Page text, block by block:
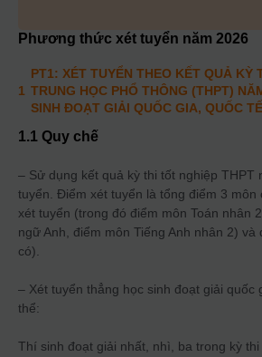
Phương thức xét tuyển năm 2026
1
PT1: XÉT TUYỂN THEO KẾT QUẢ KỲ
TRUNG HỌC PHỔ THÔNG (THPT)
SINH ĐOẠT GIẢI QUỐC GIA, QUỐC TẾ
1.1 Quy chế
– Sử dụng kết quả kỳ thi tốt nghiệp THPT
tuyển. Điểm xét tuyển là tổng điểm 3 môn
xét tuyển (trong đó điểm môn Toán nhân
ngữ Anh, điểm môn Tiếng Anh nhân 2) và
có).
– Xét tuyển thẳng học sinh đoạt giải quốc
thể:
Thí sinh đoạt giải nhất, nhì, ba trong kỳ